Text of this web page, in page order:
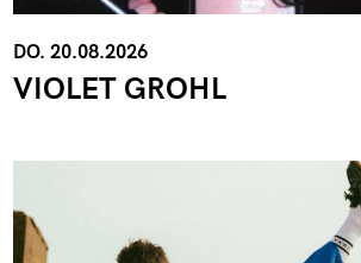
DO. 20.08.2026
VIOLET GROHL